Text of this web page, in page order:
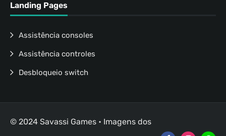
Landing Pages
Assistência consoles
Assistência controles
Desbloqueio switch
© 2024 Savassi Games • Imagens dos